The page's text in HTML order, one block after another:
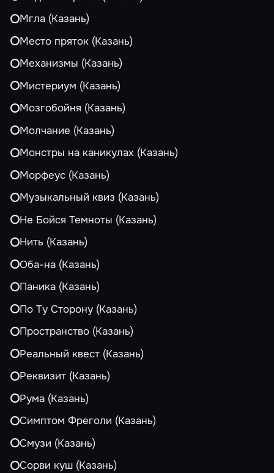
Мгла (Казань)
Место пряток (Казань)
Механизмы (Казань)
Мистериум (Казань)
Мозгобойня (Казань)
Молчание (Казань)
Монстры на каникулах (Казань)
Морфеус (Казань)
Музыкальный квиз (Казань)
Не Бойся Темноты (Казань)
Нить (Казань)
Оба-на (Казань)
Паника (Казань)
По Ту Сторону (Казань)
Пространство (Казань)
Реальный квест (Казань)
Реквизит (Казань)
Рума (Казань)
Симптом Фреголи (Казань)
Смузи (Казань)
Сорви куш (Казань)